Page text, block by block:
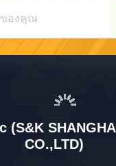
(S&K
CO.,LTD)